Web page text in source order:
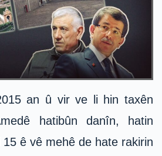
an û vir ve li hin taxên
hatibûn danîn, hatin
ê vê mehê de hate rakirin